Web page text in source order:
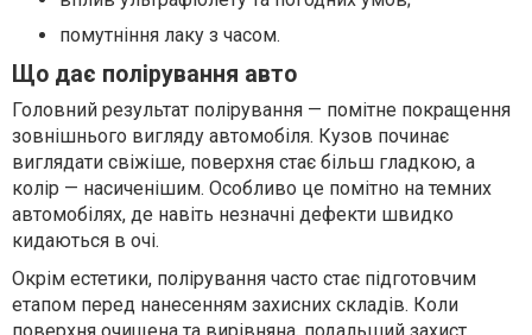
помутніння лаку з часом.
Що дає полірування авто
Головний результат полірування — помітне покращення
зовнішнього вигляду автомобіля. Кузов починає
виглядати свіжіше, поверхня стає більш гладкою, а
колір — насиченішим. Особливо це помітно на темних
автомобілях, де навіть незначні дефекти швидко
кидаються в очі.
Окрім естетики, полірування часто стає підготовчим
етапом перед нанесенням захисних складів. Коли